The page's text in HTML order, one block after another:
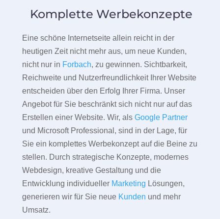
Komplette Werbekonzepte
Eine schöne Internetseite allein reicht in der
heutigen Zeit nicht mehr aus, um neue Kunden,
nicht nur in Forbach, zu gewinnen. Sichtbarkeit,
Reichweite und Nutzerfreundlichkeit Ihrer Website
entscheiden über den Erfolg Ihrer Firma. Unser
Angebot für Sie beschränkt sich nicht nur auf das
Erstellen einer Website. Wir, als Google Partner
und Microsoft Professional, sind in der Lage, für
Sie ein komplettes Werbekonzept auf die Beine zu
stellen. Durch strategische Konzepte, modernes
Webdesign, kreative Gestaltung und die
Entwicklung individueller Marketing Lösungen,
generieren wir für Sie neue Kunden und mehr
Umsatz.